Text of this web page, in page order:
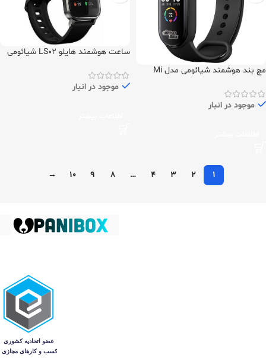
مچ بند هوشمند شیائومی مدل Mi
موجود در انبار
ساعت هوشمند هایلو LS02 شیائومی
موجود در انبار
1
2
3
4
…
8
9
10
→